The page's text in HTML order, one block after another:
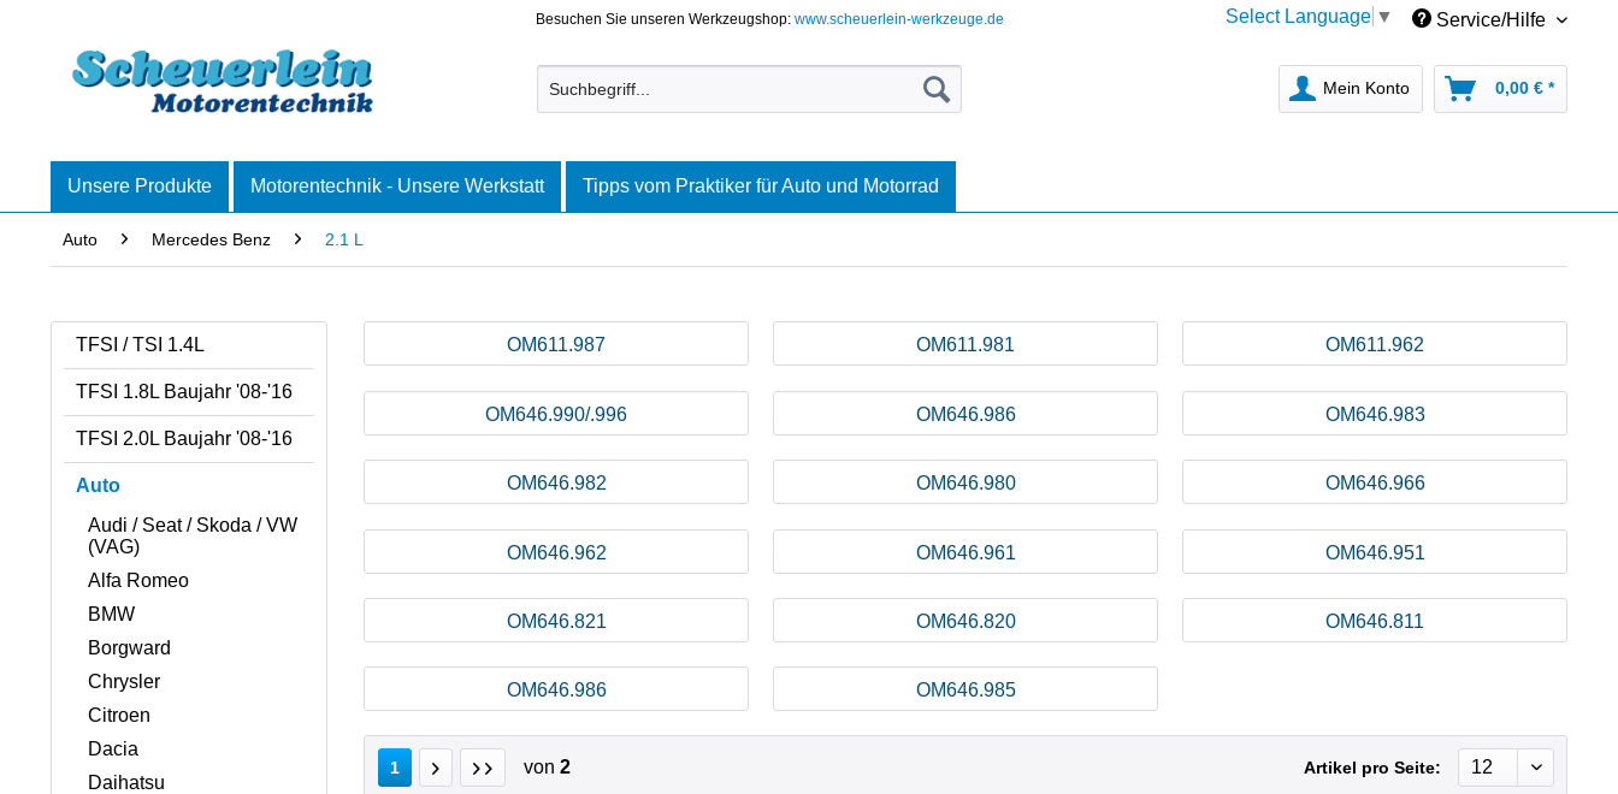
Besuchen Sie unseren Werkzeugshop:www.scheuerlein-werkzeuge.de Select Language ▼ Service/Hilfe
Mein Konto 0,00 € *
Unsere Produkte Motorentechnik - Unsere Werkstatt Tipps vom Praktiker für Auto und Motorrad
Auto Mercedes Benz 2.1 L
TFSI / TSI 1.4L
TFSI 1.8L Baujahr '08-'16
TFSI 2.0L Baujahr '08-'16
Auto
Audi / Seat / Skoda / VW
(VAG)
Alfa Romeo
BMW
Borgward
Chrysler
Citroen
Dacia
Daihatsu
OM611.987 OM611.981 OM611.962
OM646.990/.996 OM646.986 OM646.983
OM646.982 OM646.980 OM646.966
OM646.962 OM646.961 OM646.951
OM646.821 OM646.820 OM646.811
OM646.986 OM646.985
1 von 2 Artikel pro Seite: